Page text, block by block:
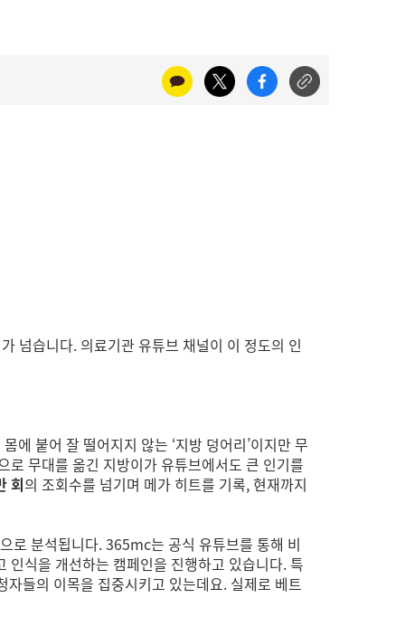
넘습니다. 의료기관 유튜브 채널이 이 정도의 인
에 붙어 잘 떨어지지 않는 ‘지방 덩어리’이지만 무
무대를 옮긴 지방이가 유튜브에서도 큰 인기를
회의 조회수를 넘기며 메가 히트를 기록, 현재까지
로 분석됩니다. 365mc는 공식 유튜브를 통해 비
식을 개선하는 캠페인을 진행하고 있습니다. 특
들의 이목을 집중시키고 있는데요. 실제로 베트